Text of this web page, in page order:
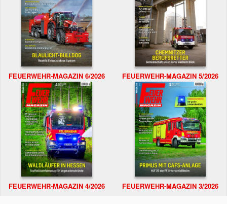
FEUERWEHR-MAGAZIN 6/2026 FEUERWEHR-MAGAZIN 5/2026
FEUERWEHR-MAGAZIN 4/2026 FEUERWEHR-MAGAZIN 3/2026